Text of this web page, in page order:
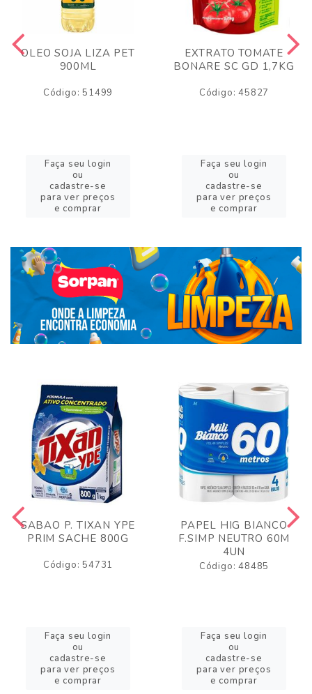
OLEO SOJA LIZA PET
900ML
Código: 51499
Faça seu login
ou
cadastre-se
para ver preços
e comprar
EXTRATO TOMATE
BONARE SC GD 1,7KG
Código: 45827
Faça seu login
ou
cadastre-se
para ver preços
e comprar
SABAO P. TIXAN YPE
PRIM SACHE 800G
Código: 54731
Faça seu login
ou
cadastre-se
para ver preços
e comprar
PAPEL HIG BIANCO
F.SIMP NEUTRO 60M
4UN
Código: 48485
Faça seu login
ou
cadastre-se
para ver preços
e comprar